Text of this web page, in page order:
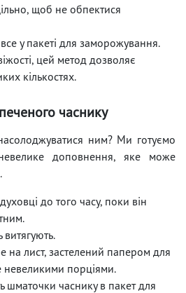
щоб не обпектися
у пакеті для заморожування.
цей метод дозволяє
кількостях.
часнику
ним? Ми готуємо
доповнення, яке може
до того часу, поки він
на лист, застелений папером для
невеликими порціями.
шматочки часнику в пакет для